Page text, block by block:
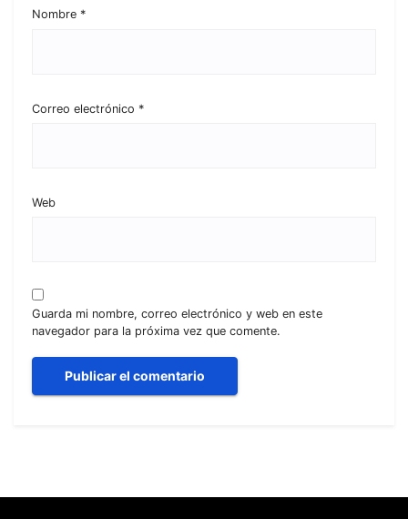
Nombre *
Correo electrónico *
Web
Guarda mi nombre, correo electrónico y web en este
navegador para la próxima vez que comente.